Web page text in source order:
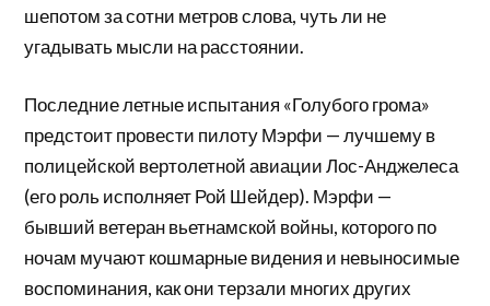
шепотом за сотни метров слова, чуть ли не
угадывать мысли на расстоянии.
Последние летные испытания «Голубого грома»
предстоит провести пилоту Мэрфи — лучшему в
полицейской вертолетной авиации Лос-Анджелеса
(его роль исполняет Рой Шейдер). Мэрфи —
бывший ветеран вьетнамской войны, которого по
ночам мучают кошмарные видения и невыносимые
воспоминания, как они терзали многих других